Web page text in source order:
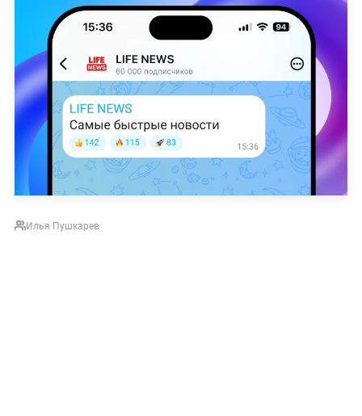
Илья Пушкарев